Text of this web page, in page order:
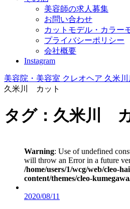
美容師の求人募集
お問い合わせ
カットモデル・カラー
プライバシーポリシー
会社概要
Instagram
美容院・美容室 クレオヘア 久米川
久米川 カット
タグ：久米川
Warning: Use of undefined
will throw an Error in a future
/home/users/1/wcg/web/cleo-
content/themes/cleo-
2020/08/11